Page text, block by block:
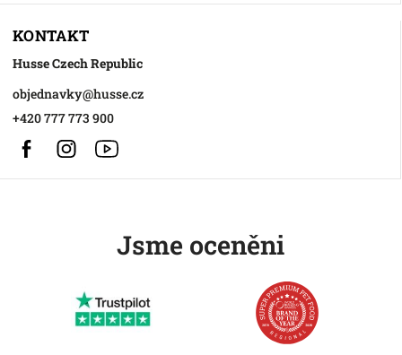
KONTAKT
Husse Czech Republic
objednavky@husse.cz
+420 777 773 900
FacebookInstagram
Jsme oceněni